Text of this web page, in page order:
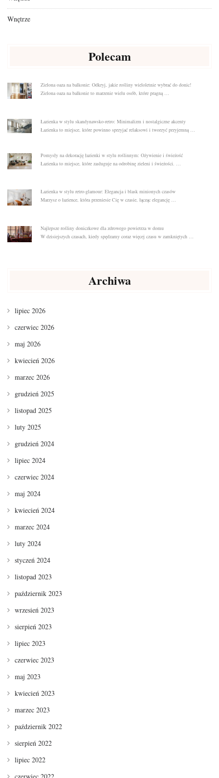
Wnętrze
Polecam
Zielona oaza na balkonie: Odkryj, jakie rośliny wieloletnie wybrać do donic!
Zielona oaza na balkonie to marzenie wielu osób, które pragną …
Łazienka w stylu skandynawsko-retro: Minimalizm i nostalgiczne akcenty
Łazienka to miejsce, które powinno sprzyjać relaksowi i tworzyć przyjemną …
Pomysły na dekorację łazienki w stylu roślinnym: Ożywienie i świeżość
Łazienka to miejsce, które zasługuje na odrobinę zieleni i świeżości. …
Łazienka w stylu retro-glamour: Elegancja i blask minionych czasów
Marzysz o łazience, która przeniesie Cię w czasie, łącząc elegancję …
Najlepsze rośliny doniczkowe dla zdrowego powietrza w domu
W dzisiejszych czasach, kiedy spędzamy coraz więcej czasu w zamkniętych …
Archiwa
lipiec 2026
czerwiec 2026
maj 2026
kwiecień 2026
marzec 2026
grudzień 2025
listopad 2025
luty 2025
grudzień 2024
lipiec 2024
czerwiec 2024
maj 2024
kwiecień 2024
marzec 2024
luty 2024
styczeń 2024
listopad 2023
październik 2023
wrzesień 2023
sierpień 2023
lipiec 2023
czerwiec 2023
maj 2023
kwiecień 2023
marzec 2023
październik 2022
sierpień 2022
lipiec 2022
czerwiec 2022